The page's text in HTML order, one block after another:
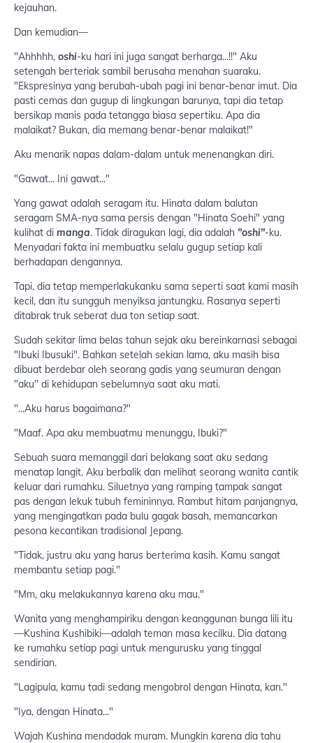
kejauhan.
Dan kemudian—
"Ahhhhh, oshi-ku hari ini juga sangat berharga...!!" Aku
setengah berteriak sambil berusaha menahan suaraku.
"Ekspresinya yang berubah-ubah pagi ini benar-benar imut. Dia
pasti cemas dan gugup di lingkungan barunya, tapi dia tetap
bersikap manis pada tetangga biasa sepertiku. Apa dia
malaikat? Bukan, dia memang benar-benar malaikat!"
Aku menarik napas dalam-dalam untuk menenangkan diri.
"Gawat... Ini gawat..."
Yang gawat adalah seragam itu. Hinata dalam balutan
seragam SMA-nya sama persis dengan "Hinata Soehi" yang
kulihat di manga. Tidak diragukan lagi, dia adalah "oshi"-ku.
Menyadari fakta ini membuatku selalu gugup setiap kali
berhadapan dengannya.
Tapi, dia tetap memperlakukanku sama seperti saat kami masih
kecil, dan itu sungguh menyiksa jantungku. Rasanya seperti
ditabrak truk seberat dua ton setiap saat.
Sudah sekitar lima belas tahun sejak aku bereinkarnasi sebagai
"Ibuki Ibusuki". Bahkan setelah sekian lama, aku masih bisa
dibuat berdebar oleh seorang gadis yang seumuran dengan
"aku" di kehidupan sebelumnya saat aku mati.
"...Aku harus bagaimana?"
"Maaf. Apa aku membuatmu menunggu, Ibuki?"
Sebuah suara memanggil dari belakang saat aku sedang
menatap langit. Aku berbalik dan melihat seorang wanita cantik
keluar dari rumahku. Siluetnya yang ramping tampak sangat
pas dengan lekuk tubuh femininnya. Rambut hitam panjangnya,
yang mengingatkan pada bulu gagak basah, memancarkan
pesona kecantikan tradisional Jepang.
"Tidak, justru aku yang harus berterima kasih. Kamu sangat
membantu setiap pagi."
"Mm, aku melakukannya karena aku mau."
Wanita yang menghampiriku dengan keanggunan bunga lili itu
—Kushina Kushibiki—adalah teman masa kecilku. Dia datang
ke rumahku setiap pagi untuk mengurusku yang tinggal
sendirian.
"Lagipula, kamu tadi sedang mengobrol dengan Hinata, kan."
"Iya, dengan Hinata..."
Wajah Kushina mendadak muram. Mungkin karena dia tahu